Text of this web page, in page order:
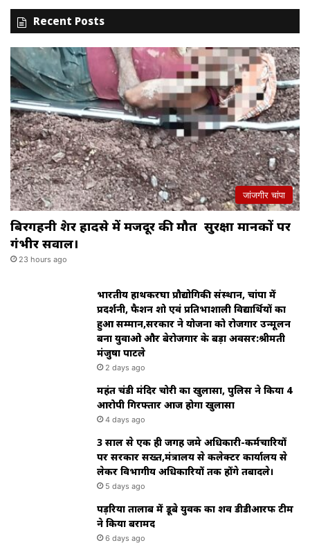
Recent Posts
जांजगीर चांपा
बिरगहनी क्रेशर हादसे में मजदूर की मौत सुरक्षा मानकों पर
गंभीर सवाल।
23 hours ago
भारतीय हाथकरघा प्रौद्योगिकी संस्थान, चांपा में
प्रदर्शनी, फैशन शो एवं प्रतिभाशाली विद्यार्थियों का
हुआ सम्मान,सरकार ने योजना को रोजगार उन्मूलन
बना युवाओ और बेरोजगार के बड़ा अवसर:श्रीमती
मंजुषा पाटले
2 days ago
महंत चंडी मंदिर चोरी का खुलासा, पुलिस ने किया 4
आरोपी गिरफ्तार आज होगा खुलासा
4 days ago
3 साल से एक ही जगह जमे अधिकारी-कर्मचारियों
पर सरकार सख्त,मंत्रालय से कलेक्टर कार्यालय से
लेकर विभागीय अधिकारियों तक होंगे तबादले।
5 days ago
पड़रिया तालाब में डूबे युवक का शव डीडीआरफ टीम
ने किया बरामद
6 days ago